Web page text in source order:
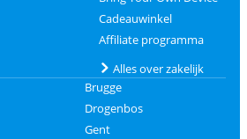
Cadeauwinkel
Affiliate programma
Alles over zakelijk
Brugge
Drogenbos
Gent